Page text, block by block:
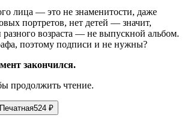
лица — это не знаменитости, даже
портретов, нет детей — значит,
возраста — не выпускной альбом.
поэтому подписи и не нужны?
закончился.
продолжить чтение.
Печатная524 ₽